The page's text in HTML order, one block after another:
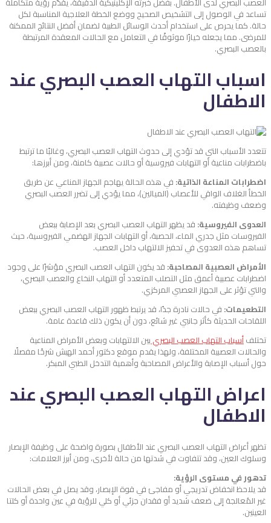
تساعد في الوصول إلى التشخيص الصحيح ووضع الخطة العلاجية المناسبة لكل
حالة. كما يحرص على استخدام أحدث الوسائل الطبية لضمان أفضل النتائج الممكنة
للمرضى. مما يجعله خيارًا موثوقًا في التعامل مع الحالات المعقدة المرتبطة
بالعصب البصري.
اسباب التهاب العصب البصري عند
الاطفال
تتعدد الأسباب التي قد تؤدي إلى حدوث التهاب العصب البصري، وغالبًا ما ترتبط
باضطرابات مناعية أو التهابات فيروسية أو حالات عصبية كامنة، ومن أبرزها:
اضطرابات المناعة الذاتية: في هذه الحالة يهاجم الجهاز المناعي عن طريق
الخطأ الغلاف الواقي للأعصاب (الميالين)، مما يؤدي إلى تضرر العصب البصري
وضعف وظيفته.
العدوى الفيروسية: قد يظهر التهاب العصب البصري بعد الإصابة ببعض
الفيروسات مثل جدري الماء، الحصبة، أو التهابات الجهاز الهضمي الفيروسية، حيث
تساهم هذه العدوى في تحفيز الالتهاب داخل العصب.
الأمراض العصبية المصاحبة: قد يكون التهاب العصب البصري مؤشرًا على وجود
اضطرابات عصبية أعمق مثل التصلب المتعدد أو التهاب النخاع والعصب البصري،
والتي تؤثر على الجهاز العصبي المركزي.
التطعيمات: في حالات نادرة جدًا، قد يرتبط ظهور التهاب العصب البصري ببعض
اللقاحات الحديثة كأثر جانبي غير شائع، دون أن يكون ذلك قاعدة عامة.
تختلفأسباب التهاب العصب البصريبين الالتهابات وبعض الأمراض المناعية
والحالات العصبية المختلفة، ولهذا يقدم موقع دكتور أحمد الهبش شرحًا مفصلًا
حول أسباب الإصابة والأعراض المصاحبة وأهمية التدخل الطبي المبكر.
اعراض التهاب العصب البصري عند
الاطفال
تظهر أعراض التهاب العصب البصري عند الأطفال بصورة واضحة على وظيفة الإبصار
وسلوك العين، وقد تتفاوت في شدتها من حالة لأخرى، ومن أبرز العلامات:
تدهور في مستوى الرؤية:
قد يلاحظ انخفاض تدريجي أو مفاجئ في قوة الإبصار، وقد يصل في بعض الحالات
غير المُعالجة إلى ضعف شديد أو فقدان جزئي أو كلي للرؤية في عين واحدة أو كلتا
العينين.